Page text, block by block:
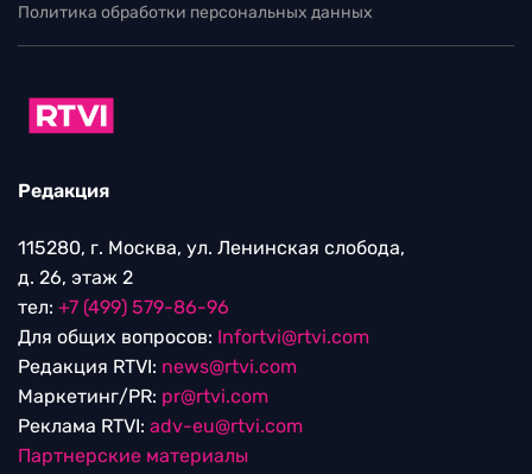
Политика обработки персональных данных
Редакция
115280, г. Москва, ул. Ленинская слобода,
д. 26, этаж 2
тел: +7 (499) 579-86-96
Для общих вопросов: Infortvi@rtvi.com
Редакция RTVI: news@rtvi.com
Маркетинг/PR: pr@rtvi.com
Реклама RTVI: adv-eu@rtvi.com
Партнерские материалы